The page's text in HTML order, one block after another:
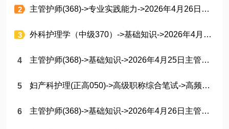
主管护师(368)->专业实践能力->2026年4月26日主管护师(专业实践能力)考后估分
外科护理学（中级370）->基础知识->2026年4月25日外科护理370(基础知识)考后估分
主管护师(368)->基础知识->2026年4月25日主管护师(基础知识)考后估分
妇产科护理(正高050)->高级职称综合笔试->高频考题
主管护师(368)->基础知识->2026年4月26日主管护师(基础知识)考后估分